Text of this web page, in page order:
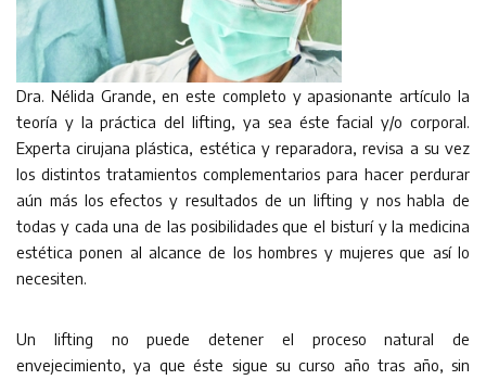
Dra. Nélida Grande, en este completo y apasionante artículo la
teoría y la práctica del lifting, ya sea éste facial y/o corporal.
Experta cirujana plástica, estética y reparadora, revisa a su vez
los distintos tratamientos complementarios para hacer perdurar
aún más los efectos y resultados de un lifting y nos habla de
todas y cada una de las posibilidades que el bisturí y la medicina
estética ponen al alcance de los hombres y mujeres que así lo
necesiten.
Un lifting no puede detener el proceso natural de
envejecimiento, ya que éste sigue su curso año tras año, sin